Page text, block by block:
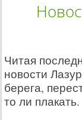
Читая
новости
берега,
то ли плакать.